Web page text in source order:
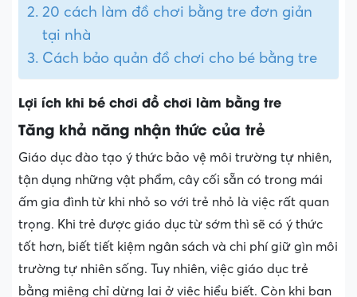
20 cách làm đồ chơi bằng tre đơn giản
tại nhà
Cách bảo quản đồ chơi cho bé bằng tre
Lợi ích khi bé chơi đồ chơi làm bằng tre
Tăng khả năng nhận thức của trẻ
Giáo dục đào tạo ý thức bảo vệ môi trường tự nhiên,
tận dụng những vật phẩm, cây cối sẵn có trong mái
ấm gia đình từ khi nhỏ so với trẻ nhỏ là việc rất quan
trọng. Khi trẻ được giáo dục từ sớm thì sẽ có ý thức
tốt hơn, biết tiết kiệm ngân sách và chi phí giữ gìn môi
trường tự nhiên sống. Tuy nhiên, việc giáo dục trẻ
bằng miệng chỉ dừng lại ở việc hiểu biết. Còn khi bạn